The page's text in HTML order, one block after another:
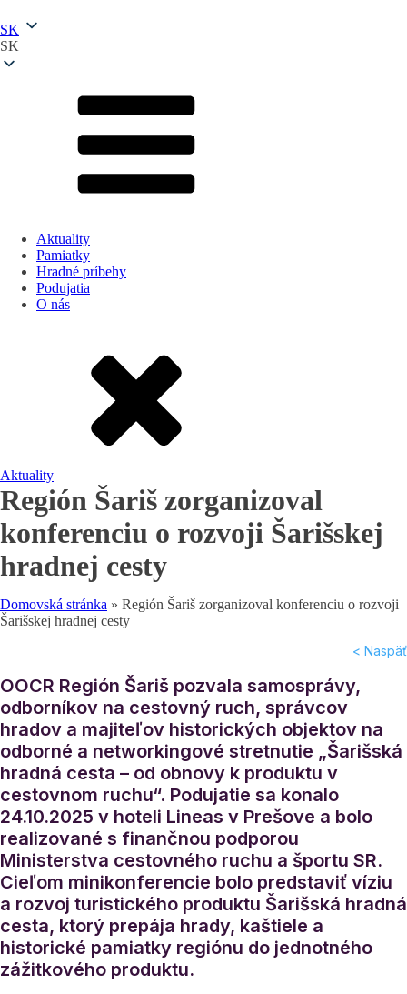
SK
SK
Aktuality
Pamiatky
Hradné príbehy
Podujatia
O nás
Aktuality
Región Šariš zorganizoval
konferenciu o rozvoji Šarišskej
hradnej cesty
Domovská stránka » Región Šariš zorganizoval konferenciu o rozvoji
Šarišskej hradnej cesty
< Naspäť
OOCR Región Šariš pozvala samosprávy,
odborníkov na cestovný ruch, správcov
hradov a majiteľov historických objektov na
odborné a networkingové stretnutie „Šarišská
hradná cesta – od obnovy k produktu v
cestovnom ruchu“. Podujatie sa konalo
24.10.2025 v hoteli Lineas v Prešove a bolo
realizované s finančnou podporou
Ministerstva cestovného ruchu a športu SR.
Cieľom minikonferencie bolo predstaviť víziu
a rozvoj turistického produktu Šarišská hradná
cesta, ktorý prepája hrady, kaštiele a
historické pamiatky regiónu do jednotného
zážitkového produktu.